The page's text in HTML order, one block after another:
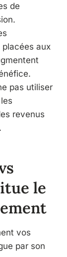
de
aux
pas utiliser
revenus
le
vos
par son